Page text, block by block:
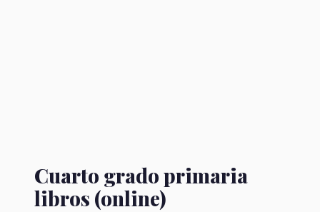
Cuarto grado primaria
libros (online)